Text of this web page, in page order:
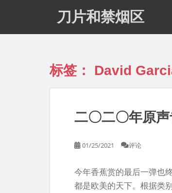
刀片和禁烟区
标签： David
二〇二〇年原
01/25/2021 评论
今年香蕉赏的最后一弹也
都是欧美的天下。根据类